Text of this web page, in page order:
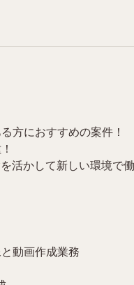
方におすすめの案件！
かして新しい環境で働
動画作成業務